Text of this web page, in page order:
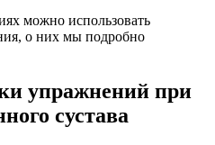
можно использовать
о них мы подробно
упражнений при
сустава